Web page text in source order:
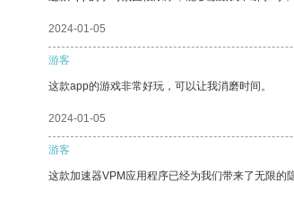
2024-01-05
游客
这款app的游戏非常好玩，可以让我消磨时间。
2024-01-05
游客
这款加速器VPM应用程序已经为我们带来了无限的